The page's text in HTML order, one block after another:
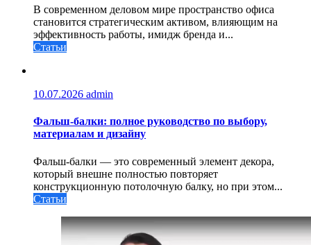
В современном деловом мире пространство офиса
становится стратегическим активом, влияющим на
эффективность работы, имидж бренда и...
Статьи
10.07.2026 admin
Фальш-балки: полное руководство по выбору,
материалам и дизайну
Фальш-балки — это современный элемент декора,
который внешне полностью повторяет
конструкционную потолочную балку, но при этом...
Статьи